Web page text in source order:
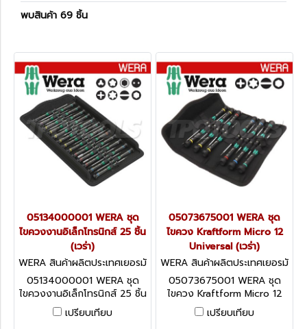
พบสินค้า 69 ชิ้น
05134000001 WERA ชุด
ไขควงงานอิเล็กโทรนิกส์ 25 ชิ้น
(เวร่า)
WERA สินค้าผลิตประเทศเยอรมั
น / สินค้าประเทศเยอรมัน WR0
5134000001
05134000001 WERA ชุด
ไขควงงานอิเล็กโทรนิกส์ 25 ชิ้น
(เวร่า)
เปรียบเทียบ
05073675001 WERA ชุด
ไขควง Kraftform Micro 12
Universal (เวร่า)
WERA สินค้าผลิตประเทศเยอรมั
น / สินค้าประเทศเยอรมัน WR0
5073675001
05073675001 WERA ชุด
ไขควง Kraftform Micro 12
Universal (เวร่า)
เปรียบเทียบ